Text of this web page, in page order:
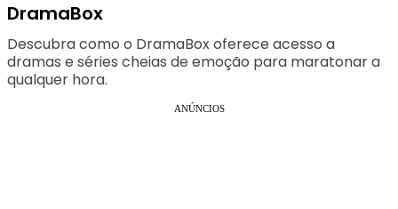
DramaBox
Descubra como o DramaBox oferece acesso a
dramas e séries cheias de emoção para maratonar a
qualquer hora.
ANÚNCIOS